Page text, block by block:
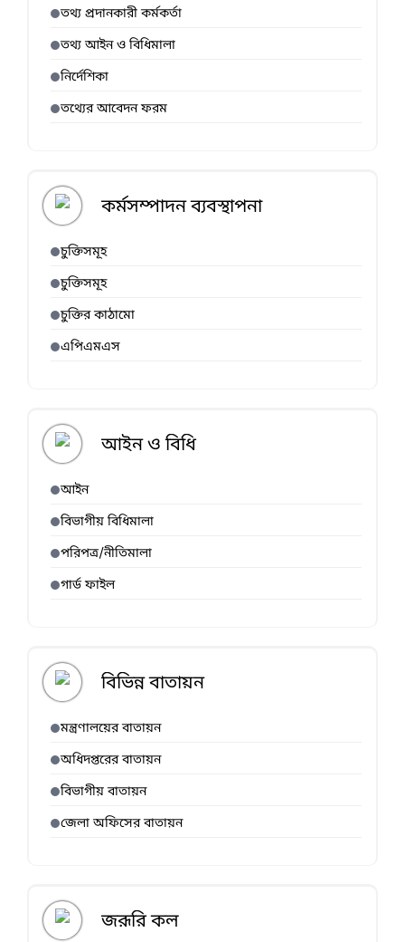
তথ্য প্রদানকারী কর্মকর্তা
তথ্য আইন ও বিধিমালা
নির্দেশিকা
তথ্যের আবেদন ফরম
কর্মসম্পাদন ব্যবস্থাপনা
চুক্তিসমূহ
চুক্তিসমূহ
চুক্তির কাঠামো
এপিএমএস
আইন ও বিধি
আইন
বিভাগীয় বিধিমালা
পরিপত্র/নীতিমালা
গার্ড ফাইল
বিভিন্ন বাতায়ন
মন্ত্রণালয়ের বাতায়ন
অধিদপ্তরের বাতায়ন
বিভাগীয় বাতায়ন
জেলা অফিসের বাতায়ন
জরূরি কল